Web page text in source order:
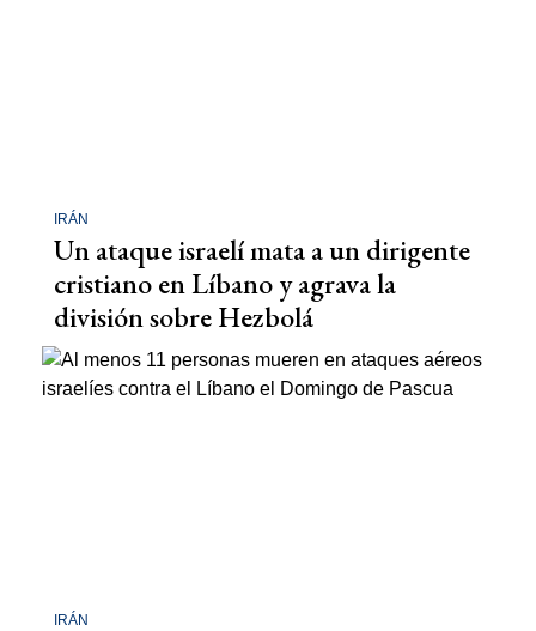
IRÁN
Un ataque israelí mata a un dirigente
cristiano en Líbano y agrava la
división sobre Hezbolá
IRÁN